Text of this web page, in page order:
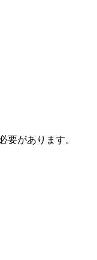
要があります。